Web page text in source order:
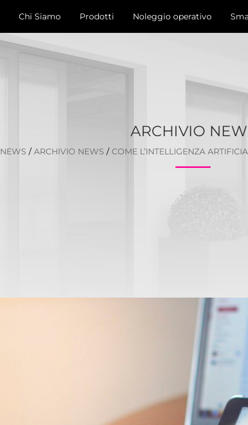
Chi Siamo Prodotti Noleggio operativo
ARCHIVIO
NEWS / ARCHIVIO NEWS / COME L’INTELLIGENZA